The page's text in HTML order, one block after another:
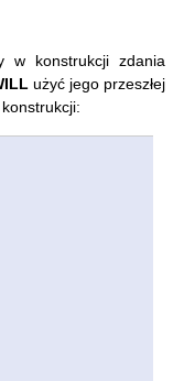
w konstrukcji zdania
użyć jego przeszłej